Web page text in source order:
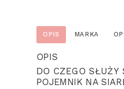
OPIS MARKA
OPIS
DO CZEGO SŁUŻY
POJEMNIK NA